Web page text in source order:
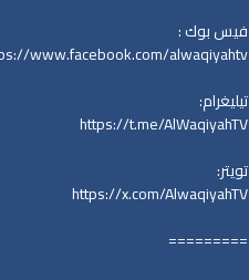
فيس بوك :
www.facebook.com/alwaqiyahtv/
تيليغرام:
https://t.me/AlWaqiyahTV
تويتر:
https://x.com/AlwaqiyahTV
=========